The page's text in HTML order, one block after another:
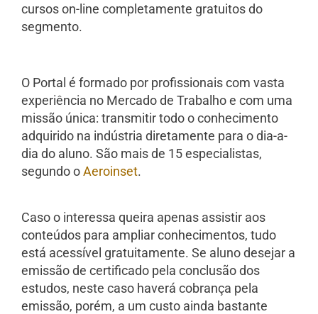
cursos on-line completamente gratuitos do
segmento.
O Portal é formado por profissionais com vasta
experiência no Mercado de Trabalho e com uma
missão única: transmitir todo o conhecimento
adquirido na indústria diretamente para o dia-a-
dia do aluno. São mais de 15 especialistas,
segundo oAeroinset.
Caso o interessa queira apenas assistir aos
conteúdos para ampliar conhecimentos, tudo
está acessível gratuitamente. Se aluno desejar a
emissão de certificado pela conclusão dos
estudos, neste caso haverá cobrança pela
emissão, porém, a um custo ainda bastante